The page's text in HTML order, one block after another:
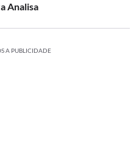
Analisa
A PUBLICIDADE